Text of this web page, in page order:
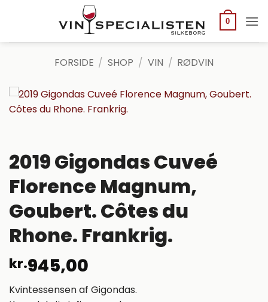
0
FORSIDE / SHOP / VIN / RØDVIN
2019 Gigondas Cuveé
Florence Magnum,
Goubert. Côtes du
Rhone. Frankrig.
kr.945,00
Kvintessensen af ​​Gigondas.